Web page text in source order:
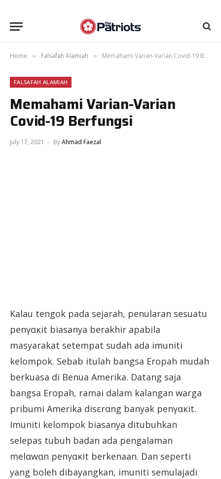
Home » Falsafah Alamiah » Memahami Varian-Varian Covid-19 Berfungsi
FALSAFAH ALAMIAH
Memahami Varian-Varian
Covid-19 Berfungsi
July 17, 2021 ByAhmad Faezal
Kalau tengok pada sejarah, penularan sesuatu
penγακit biasanya berakhir apabila
masyarakat setempat sudah ada imuniti
kelompok. Sebab itulah bangsa Eropah mudah
berkuasa di Benua Amerika. Datang saja
bangsa Eropah, ramai dalam kalangan warga
pribumi Amerika disεrαng banyak penγακit.
Imuniti kelompok biasanya ditubuhkan
selepas tubuh badan ada pengalaman
melαwαn penγακit berkenaan. Dan seperti
yang boleh dibayangkan, imuniti semulajadi